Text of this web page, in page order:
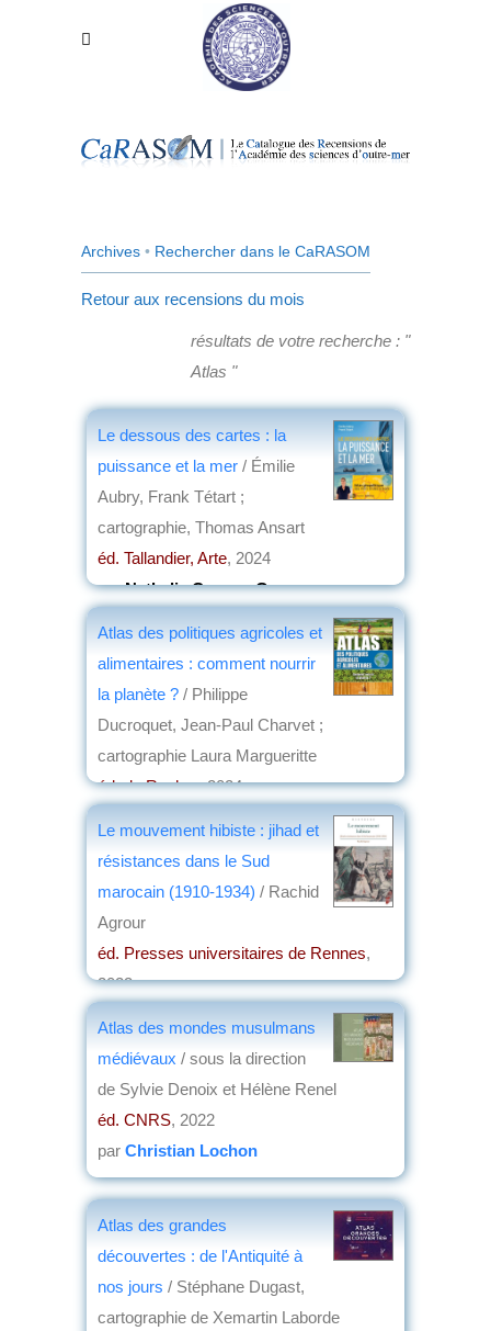
Archives • Rechercher dans le CaRASOM
Retour aux recensions du mois
résultats de votre recherche : "
Atlas "
Le dessous des cartes : la
puissance et la mer / Émilie
Aubry, Frank Tétart ;
cartographie, Thomas Ansart
éd. Tallandier, Arte, 2024
parNathalie Cassou-Geay
Atlas des politiques agricoles et
alimentaires : comment nourrir
la planète ? / Philippe
Ducroquet, Jean-Paul Charvet ;
cartographie Laura Margueritte
éd. du Rocher, 2024
Le mouvement hibiste : jihad et
résistances dans le Sud
marocain (1910-1934) / Rachid
Agrour
éd. Presses universitaires de Rennes,
2023
Atlas des mondes musulmans
médiévaux / sous la direction
de Sylvie Denoix et Hélène Renel
éd. CNRS, 2022
par Christian Lochon
Atlas des grandes
découvertes : de l'Antiquité à
nos jours / Stéphane Dugast,
cartographie de Xemartin Laborde